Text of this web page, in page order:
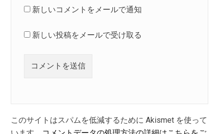
新しいコメントをメールで通知
新しい投稿をメールで受け取る
このサイトはスパムを低減するために Akismet を使って